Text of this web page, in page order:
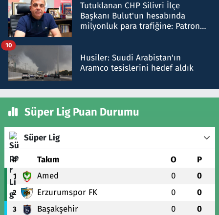
Tutuklanan CHP Silivri İlçe
Başkanı Bulut'un hesabında
milyonluk para trafiğine: Patron
Husiler: Suudi Arabistan'ın
Aramco tesislerini hedef aldık
10
Süper Lig Puan Durumu
Süper Lig
# Takım O P
1 Amed 0 0
2 Erzurumspor FK 0 0
3 Başakşehir 0 0